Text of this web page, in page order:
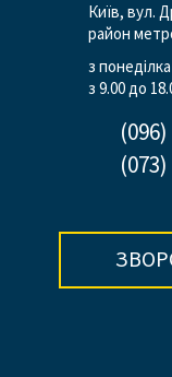
Київ, вул.
район
з
з 9.00 до